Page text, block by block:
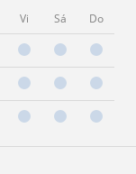
Vi Sá Do